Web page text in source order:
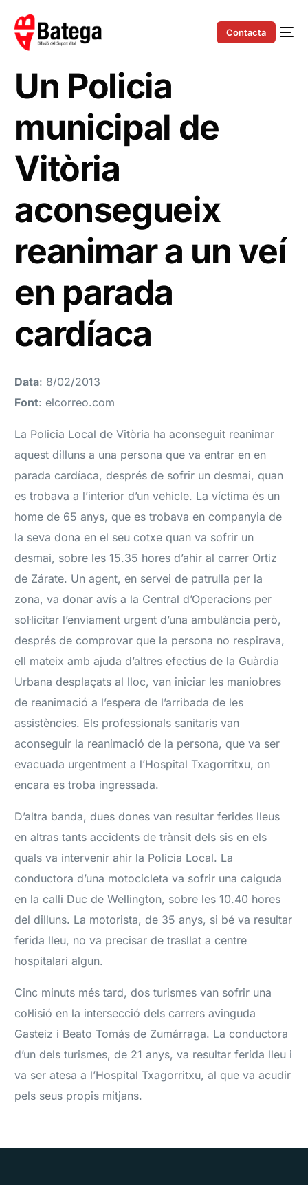
Contacta
Un Policia
municipal de
Vitòria
aconsegueix
reanimar a un veí
en parada
cardíaca
Data: 8/02/2013
Font: elcorreo.com
La Policia Local de Vitòria ha aconseguit reanimar
aquest dilluns a una persona que va entrar en en
parada cardíaca, després de sofrir un desmai, quan
es trobava a l’interior d’un vehicle. La víctima és un
home de 65 anys, que es trobava en companyia de
la seva dona en el seu cotxe quan va sofrir un
desmai, sobre les 15.35 hores d’ahir al carrer Ortiz
de Zárate. Un agent, en servei de patrulla per la
zona, va donar avís a la Central d’Operacions per
sol·licitar l’enviament urgent d’una ambulància però,
després de comprovar que la persona no respirava,
ell mateix amb ajuda d’altres efectius de la Guàrdia
Urbana desplaçats al lloc, van iniciar les maniobres
de reanimació a l’espera de l’arribada de les
assistències. Els professionals sanitaris van
aconseguir la reanimació de la persona, que va ser
evacuada urgentment a l’Hospital Txagorritxu, on
encara es troba ingressada.
D’altra banda, dues dones van resultar ferides lleus
en altras tants accidents de trànsit dels sis en els
quals va intervenir ahir la Policia Local. La
conductora d’una motocicleta va sofrir una caiguda
en la calli Duc de Wellington, sobre les 10.40 hores
del dilluns. La motorista, de 35 anys, si bé va resultar
ferida lleu, no va precisar de trasllat a centre
hospitalari algun.
Cinc minuts més tard, dos turismes van sofrir una
col·lisió en la intersecció dels carrers avinguda
Gasteiz i Beato Tomás de Zumárraga. La conductora
d’un dels turismes, de 21 anys, va resultar ferida lleu i
va ser atesa a l’Hospital Txagorritxu, al que va acudir
pels seus propis mitjans.